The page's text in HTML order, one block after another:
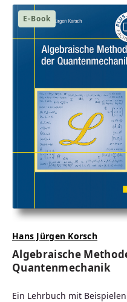
BSD-Praxis
OpenBSD
Regulärer Preis:
69,99 € lieferbar
PDF Print
E-Book
Hans Jürgen Korsch
Algebraische
Quantenmechanik
Ein Lehrbuch mit